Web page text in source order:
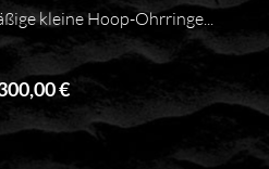
kleine Hoop-Ohrringe...
€